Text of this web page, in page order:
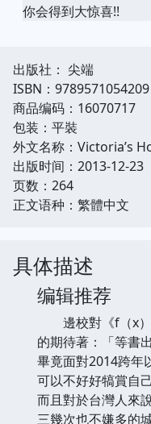
你会得到大惊喜!!
出版社： 尖端
ISBN：9789571054209
商品编码：16070717
包装：平裝
外文名称：Victoria’s
出版时间：2013-12-23
页数：264
正文语种：繁體中文
具体描述
编辑推荐
邊校對《f（x）
的期待著：「等書
畢竟面對2014跨年
可以不好好犒賞自
而且對於台灣人來
三幾次也不嫌多的